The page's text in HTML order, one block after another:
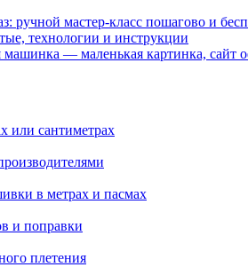
ручной мастер-класс пошагово и
технологии и инструкции
машинка — маленькая картинка, сайт
или сантиметрах
в метрах и пасмах
и поправки
плетения